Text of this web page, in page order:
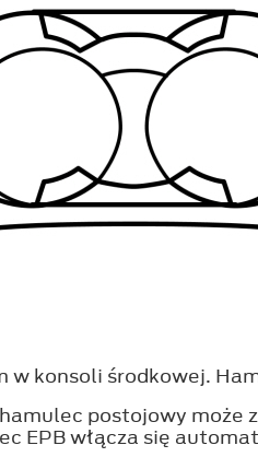
w konsoli środkowej.
postojowy może
EPB włącza się